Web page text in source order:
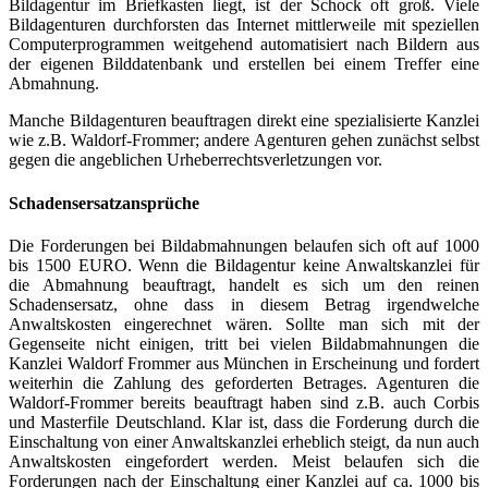
Bildagentur im Briefkasten liegt, ist der Schock oft groß. Viele
Bildagenturen durchforsten das Internet mittlerweile mit speziellen
Computerprogrammen weitgehend automatisiert nach Bildern aus
der eigenen Bilddatenbank und erstellen bei einem Treffer eine
Abmahnung.
Manche Bildagenturen beauftragen direkt eine spezialisierte Kanzlei
wie z.B. Waldorf-Frommer; andere Agenturen gehen zunächst selbst
gegen die angeblichen Urheberrechtsverletzungen vor.
Schadensersatzansprüche
Die Forderungen bei Bildabmahnungen belaufen sich oft auf 1000
bis 1500 EURO. Wenn die Bildagentur keine Anwaltskanzlei für
die Abmahnung beauftragt, handelt es sich um den reinen
Schadensersatz, ohne dass in diesem Betrag irgendwelche
Anwaltskosten eingerechnet wären. Sollte man sich mit der
Gegenseite nicht einigen, tritt bei vielen Bildabmahnungen die
Kanzlei Waldorf Frommer aus München in Erscheinung und fordert
weiterhin die Zahlung des geforderten Betrages. Agenturen die
Waldorf-Frommer bereits beauftragt haben sind z.B. auch Corbis
und Masterfile Deutschland. Klar ist, dass die Forderung durch die
Einschaltung von einer Anwaltskanzlei erheblich steigt, da nun auch
Anwaltskosten eingefordert werden. Meist belaufen sich die
Forderungen nach der Einschaltung einer Kanzlei auf ca. 1000 bis